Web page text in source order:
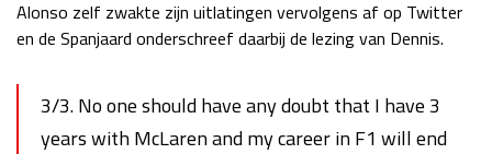
Alonso zelf zwakte zijn uitlatingen vervolgens af op Twitter
en de Spanjaard onderschreef daarbij de lezing van Dennis.
3/3. No one should have any doubt that I have 3
years with McLaren and my career in F1 will end